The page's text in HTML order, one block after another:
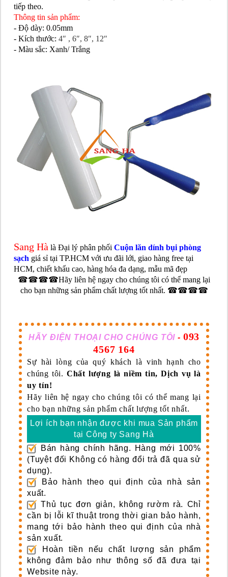
tiếp theo.
Thông tin sản phẩm:
- Độ dày: 0.05mm
- Kích thước: 4″ , 6″, 8″, 12″
- Màu sắc: Xanh/ Trắng
Sang Hà là Đại lý phân phối Cuộn lăn dính bụi phòng
sạch giá sỉ tại TP.HCM với ưu đãi lới, giao hàng free tại
HCM, chiết khấu cao, hàng hóa đa dạng, mẫu mã đẹp
☎☎☎☎Hãy liên hệ ngay cho chúng tôi có thể mang lại
cho bạn những sản phẩm chất lượng tốt nhất. ☎☎☎☎
HÃY ĐIỆN THOẠI CHO CHÚNG TÔI - 093
4567 164
Sự hài lòng của quý khách là vinh hạnh cho
chúng tôi. Chất lượng là niềm tin, Dịch vụ là
uy tín!
Hãy liên hệ ngay cho chúng tôi có thể mang lại
cho bạn những sản phẩm chất lượng tốt nhất.
Lợi ích bạn nhận được khi mua Sản phẩm
tại Công ty Sang Hà
Bán hàng chính hãng. Hàng mới 100%
(Tuyệt đối Không có hàng đổi trả đã qua sử
dụng).
Bảo hành theo qui định của nhà sản
xuất.
Thủ tục đơn giản, không rườm rà. Chỉ
cần bị lỗi kĩ thuật trong thời gian bảo hành,
mang tới bảo hành theo qui định của nhà
sản xuất.
Hoàn tiền nếu chất lượng sản phẩm
không đảm bảo như thông số đã đưa tại
Website này.